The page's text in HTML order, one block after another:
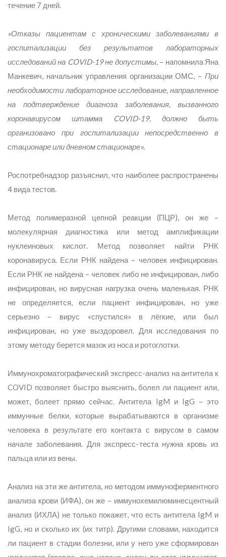
течение 7 дней.
«Отказы пациентам с хроническими заболеваниями в
госпитализации без результатов лабораторных
исследований на COVID-19 не допустимы,– напомнила Яна
Манкевич, начальник управления организации ОМС, – При
необходимости лабораторное исследование, направленное
на подтверждение диагноза заболевания, вызванного
коронавирусом штамма COVID-19, должно быть
организовано при госпитализации непосредственно в
стационаре или дневном стационаре».
Роспотребнадзор разъяснил, что наиболее распространены
4 вида тестов.
Метод полимеразной цепной реакции (ПЦР), он же –
молекулярная диагностика или метод амплификации
нуклеиновых кислот. Метод позволяет найти РНК
коронавируса. Если РНК найдена – человек инфицирован.
Если РНК не найдена – человек либо не инфицирован, либо
инфицирован, но вирусная нагрузка очень маленькая. РНК
не определяется, если пациент инфицирован, но уже
серьезно – вирус «спустился» в лёгкие, или был
инфицирован, но уже выздоровел. Для исследования по
этому методу берется мазок из носа и ротоглотки.
Иммунохроматографический экспресс-анализ на антитела к
COVID позволяет быстро выяснить, болел ли пациент или,
может, болеет прямо сейчас. Антитела IgM и IgG – это
иммунные белки, которые вырабатываются в организме
человека в результате его контакта с вирусом в самом
начале заболевания. Для экспресс-теста нужна кровь из
пальца или из вены.
Анализ на эти же антитела, но методом иммуноферментного
анализа крови (ИФА), он же – иммунохемилюминесцентный
анализ (ИХЛА) не только покажет, что есть антитела IgM и
IgG, но и сколько их (их титр). Другими словами, находится
ли пациент в стадии болезни, или у него уже сформирован